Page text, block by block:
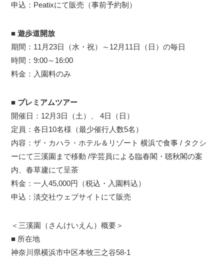
申込：Peatixにて販売（事前予約制）
■ 遊歩道開放
期間：11月23日（水・祝）～12月11日（日）の毎日
時間：9:00～16:00
料金：入園料のみ
■ プレミアムツアー
開催日：12月3日（土）、 4日（日）
定員：各日10名様（最少催行人数5名）
内容：ザ・カハラ・ホテル＆リゾート 横浜で食事 / タクシ
ーにて三溪園まで移動 /学芸員による臨春閣・聴秋閣の案
内、春草廬にて呈茶
料金：一人45,000円（税込・入園料込）
申込：淡交社ウェブサイトにて販売
＜三溪園（さんけいえん）概要＞
■ 所在地
神奈川県横浜市中区本牧三之谷58-1